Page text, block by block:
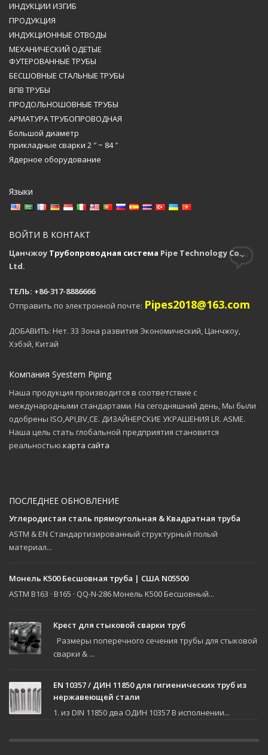
ИНДУКЦИИ ИЗГИБ
ПРОДУКЦИЯ
ИНДУКЦИОННЫЕ ОТВОДЫ
МЕХАНИЧЕСКИЙ ОДЕТЫЕ
ФУТЕРОВАННЫЕ ТРУБЫ
БЕСШОВНЫЕ СТАЛЬНЫЕ ТРУБЫ
ВПВ ТРУБЫ
ПРОДОЛЬНОШОВНЫЕ ТРУБЫ
АРМАТУРА ТРУБОПРОВОДНАЯ
Большой диаметр
прикладные сварки 2 ″ ~ 84 ″
Ядерное оборудование
Языки
ВОЙТИ В КОНТАКТ
Цанчжоу Трубопроводная система Pipe Technology Co.,
Ltd.
ТЕЛЬ: +86-317-8886666
Отправить по электронной почте: Pipes2018@163.com
ДОБАВИТЬ: Нет. 33 Зона развития Экономический, Цанчжоу,
Хэбэй, Китай
Компания Syestem Piping
Наша продукция производится в соответствие с
международными стандартами. На сегодняшний день, Мы были
одобрены ISO,API,BV,CE. ДИЗАЙНЕРСКИЕ УКРАШЕНИЯ LR. ASME.
Наша цель стать глобальной предприятия становится
реальностью.карта сайта
ПОСЛЕДНЕЕ ОБНОВЛЕНИЕ
Углеродистая сталь прямоугольная & Квадратная труба
ASTM & EN Стандартизированный структурный полый
материал...
Монель K500 Бесшовная труба | США N05500
ASTM B163 · B165 · QQ-N-286 Монель K500 Бесшовный...
Крест для стыковой сварки труб
Размеры поперечного сечения трубы для стыковой
сварки & ...
EN 10357 / ДИН 11850 для гигиенических труб из
нержавеющей стали
1. из DIN 11850 два ОДИН 10357 В исполнении...